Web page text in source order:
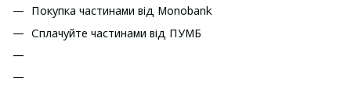
Покупка частинами від Monobank
Сплачуйте частинами від ПУМБ